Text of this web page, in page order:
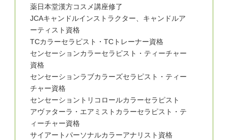
薬日本堂漢方コスメ講座修了
JCAキャンドルインストラクター、キャンドルア
ーティスト資格
TCカラーセラピスト・TCトレーナー資格
センセーションカラーセラピスト・ティーチャー
資格
センセーションラブカラーズセラピスト・ティー
チャー資格
センセーショントリコロールカラーセラピスト
アヴァターラ・エアミストカラーセラピスト・テ
ィーチャー資格
サイアートパーソナルカラーアナリスト資格